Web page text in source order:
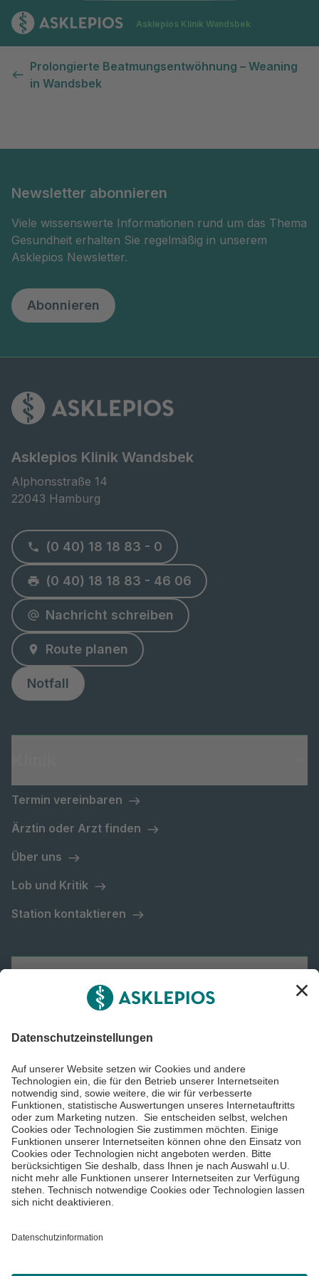
Zur Startseite
Asklepios Klinik Wandsbek
Prolongierte Beatmungsentwöhnung – Weaning
in Wandsbek
Newsletter abonnieren
Viele wissenswerte Informationen rund um das Thema
Gesundheit erhalten Sie regelmäßig in unserem
Asklepios Newsletter.
Abonnieren
Asklepios Klinik Wandsbek
Alphonsstraße 14
22043 Hamburg
(0 40) 18 18 83 - 0
(0 40) 18 18 83 - 46 06
Nachricht schreiben
Route planen
Notfall
Termin vereinbaren
Ärztin oder Arzt finden
Über uns
Lob und Kritik
Station kontaktieren
Asklepios Gruppe
Impressum